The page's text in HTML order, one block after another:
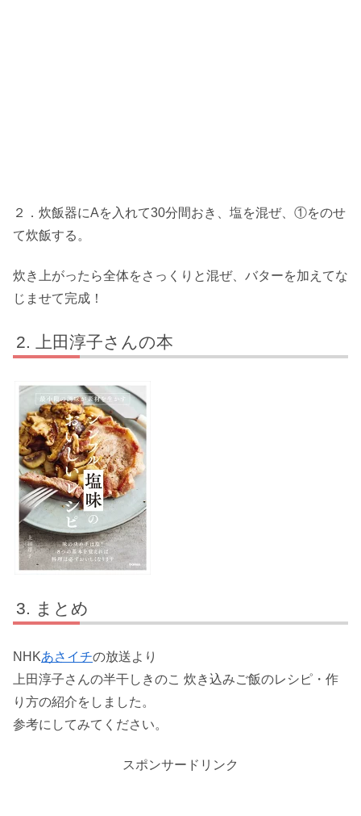
２．炊飯器にAを入れて30分間おき、塩を混ぜ、①をのせ
て炊飯する。
炊き上がったら全体をさっくりと混ぜ、バターを加えてな
じませて完成！
上田淳子さんの本
まとめ
NHKあさイチの放送より
上田淳子さんの半干しきのこ 炊き込みご飯のレシピ・作
り方の紹介をしました。
参考にしてみてください。
スポンサードリンク